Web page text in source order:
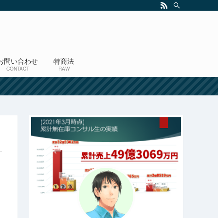
問い合わせ
CONTACT
特商法
RAW